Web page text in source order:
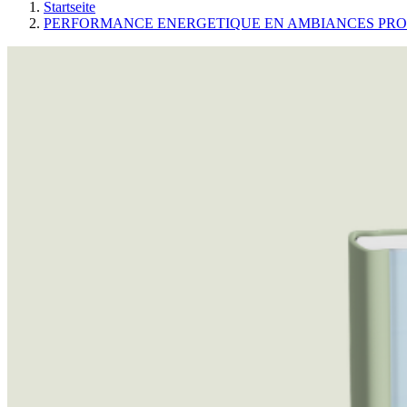
Startseite
PERFORMANCE ENERGETIQUE EN AMBIANCES